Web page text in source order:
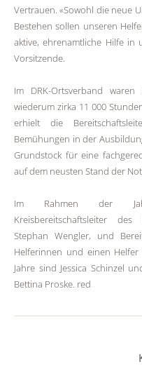
Vertrauen. «Sowohl die neue
Bestehen sollen unseren
aktive, ehrenamtliche Hilfe in
Vorsitzende.
Im DRK-Ortsverband
wiederum zirka 11 000
erhielt die
Bemühungen in der
Grundstock für eine
auf dem neusten Stand der
Im Rahmen der
Kreisbereitschaftsleiter des
Stephan Wengler, und
Helferinnen und einen
Jahre sind Jessica Schinzel
Bettina Proske. red